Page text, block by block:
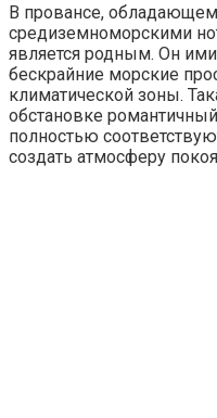
В провансе,
средиземноморскими
является родным. Он
бескрайние морские
климатической зоны.
обстановке
полностью
создать атмосферу